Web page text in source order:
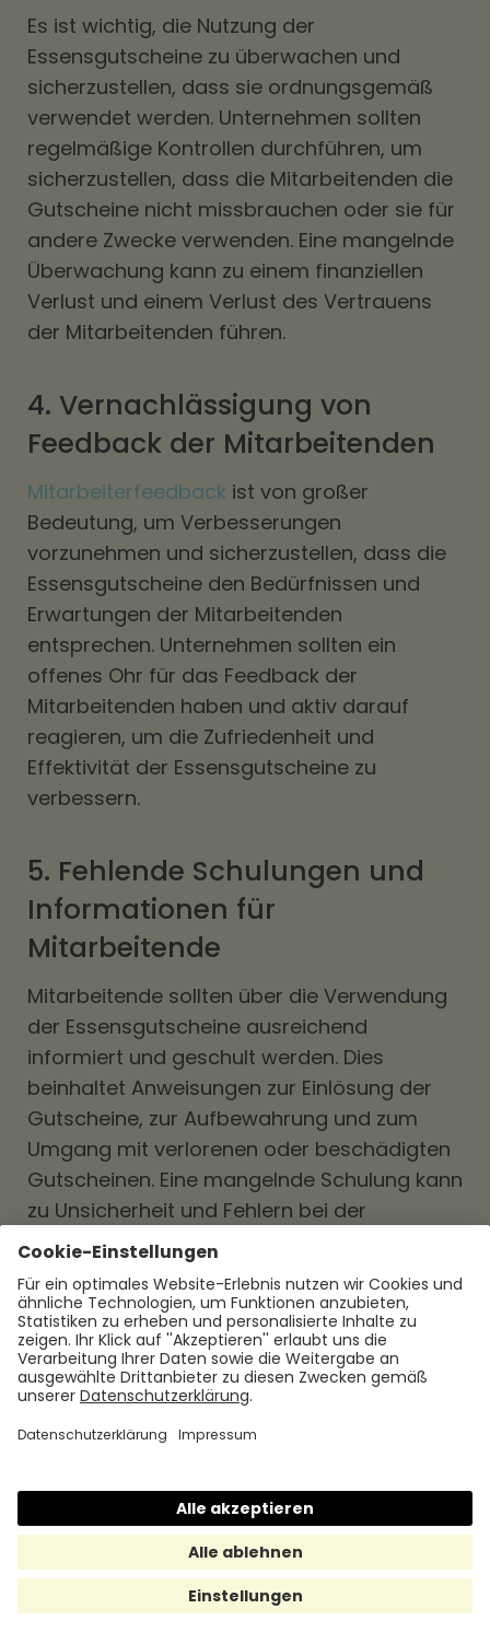
Es ist wichtig, die Nutzung der
Essensgutscheine zu überwachen und
sicherzustellen, dass sie ordnungsgemäß
verwendet werden. Unternehmen sollten
regelmäßige Kontrollen durchführen, um
sicherzustellen, dass die Mitarbeitenden die
Gutscheine nicht missbrauchen oder sie für
andere Zwecke verwenden. Eine mangelnde
Überwachung kann zu einem finanziellen
Verlust und einem Verlust des Vertrauens
der Mitarbeitenden führen.
4. Vernachlässigung von
Feedback der Mitarbeitenden
Mitarbeiterfeedback ist von großer
Bedeutung, um Verbesserungen
vorzunehmen und sicherzustellen, dass die
Essensgutscheine den Bedürfnissen und
Erwartungen der Mitarbeitenden
entsprechen. Unternehmen sollten ein
offenes Ohr für das Feedback der
Mitarbeitenden haben und aktiv darauf
reagieren, um die Zufriedenheit und
Effektivität der Essensgutscheine zu
verbessern.
5. Fehlende Schulungen und
Informationen für
Mitarbeitende
Mitarbeitende sollten über die Verwendung
der Essensgutscheine ausreichend
informiert und geschult werden. Dies
beinhaltet Anweisungen zur Einlösung der
Gutscheine, zur Aufbewahrung und zum
Umgang mit verlorenen oder beschädigten
Gutscheinen. Eine mangelnde Schulung kann
zu Unsicherheit und Fehlern bei der
Verwendung der Essensgutscheine führen.
Durch das Vermeiden dieser Fehler können
Unternehmen sicherstellen, dass die
Essensgutscheine für Mitarbeitende effektiv
genutzt werden und den gewünschten
Nutzen bringen. Es ist wichtig, die
Verwendung der Gutscheine regelmäßig zu
vorzunehmen, um sicherzustellen, dass sie
einen positiven Einfluss auf das
Unternehmen und die Mitarbeitende haben.
Beliebte Alternativen zum